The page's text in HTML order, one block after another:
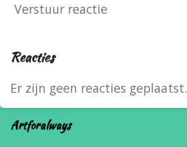
Verstuur reactie
Reacties
Er zijn geen reacties geplaatst.
Artforalways